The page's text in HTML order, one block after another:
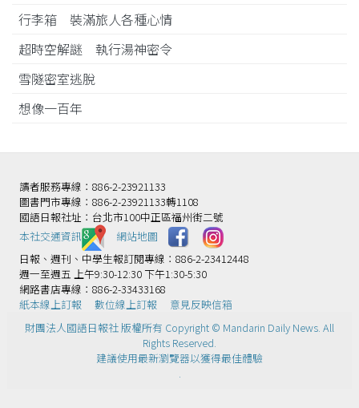
行李箱 裝滿旅人各種心情
超時空解謎 執行湯神密令
雪隧密室逃脫
想像一百年
讀者服務專線：886-2-23921133
圖書門市專線：886-2-23921133轉1108
國語日報社址：台北市100中正區福州街二號
本社交通資訊️
網站地圖
日報、週刊、中學生報訂閱專線：886-2-23412448
週一至週五 上午9:30-12:30 下午1:30-5:30
網路書店專線：886-2-33433168
紙本線上訂報
數位線上訂報
意見反映信箱
財團法人國語日報社 版權所有 Copyright © Mandarin Daily News. All
Rights Reserved.
建議使用最新瀏覽器以獲得最佳體驗